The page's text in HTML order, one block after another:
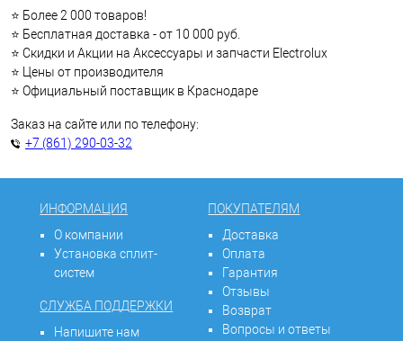
⭐ Более 2 000 товаров!
⭐ Бесплатная доставка - от 10 000 руб.
⭐ Скидки и Акции на Аксессуары и запчасти Electrolux
⭐ Цены от производителя
⭐ Официальный поставщик в Краснодаре
Заказ на сайте или по телефону:
+7 (861) 290-03-32
ИНФОРМАЦИЯ
О компании
Установка сплит-
систем
СЛУЖБА ПОДДЕРЖКИ
Напишите нам
ПОКУПАТЕЛЯМ
Доставка
Оплата
Гарантия
Отзывы
Возврат
Вопросы и ответы